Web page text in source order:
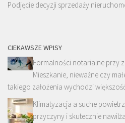
Podjęcie decyzji sprzedaży
CIEKAWSZE WPISY
Formalności notarialne przy
Mieszkanie, nieważne czy
takiego założenia wychodzi
Klimatyzacja a suche
przyczyny i skutecznie